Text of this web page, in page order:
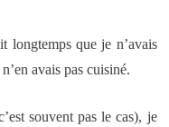
longtemps que je n’avais
avais pas cuisiné.
souvent pas le cas), je